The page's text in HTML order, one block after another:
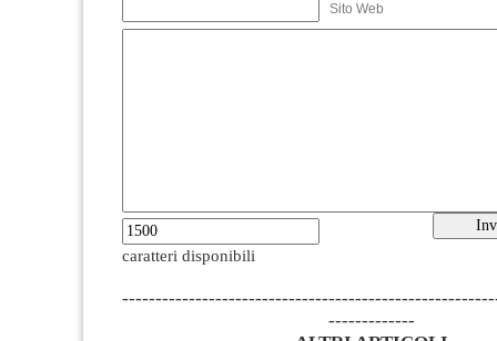
Sito Web
caratteri disponibili
-------------